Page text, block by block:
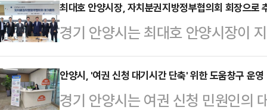
수원의 축구팀이 경기를 펼치면서
최 시장은 지난 25일 자신의 SNS
멋지게 지켜주셔서 감사하다. 보라
다.앞서 19일 FC안양과 수원FC는
부에 앞서 지는 팀이 이기는 팀의
최대호 안양시장, 자치분권지방정부협의회 회장으로
경기 안양시는 최대호 안양시장이
지방정부협의회 제5대 회장으로
부협의회는 자치분권 촉진과 지방
있으며, 현재 전국의 22개 지방정
안양시, '여권 신청 대기시간 단축' 위한 도움창구 운영
경기 안양시는 여권 신청 민원인의